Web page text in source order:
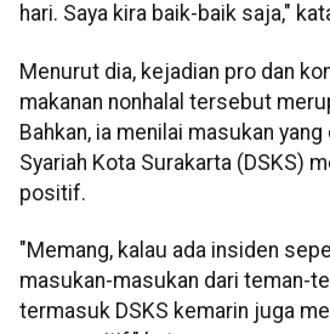
hari. Saya kira baik-baik saja,"
Menurut dia, kejadian pro dan
makanan nonhalal tersebut
Bahkan, ia menilai masukan
Syariah Kota Surakarta (DSKS)
positif.
"Memang, kalau ada insiden
masukan-masukan dari teman-
termasuk DSKS kemarin juga